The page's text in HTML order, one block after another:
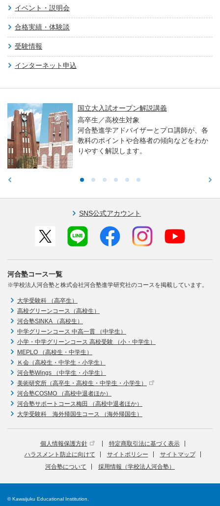
イベント・説明会
合格実績・体験談
受験情報
インターネット申込
国立大入試オープン解説講義
高卒生／高校生対象
河合塾進学アドバイザーとプロ講師が、各
教科のポイントや合格者の傾向などをわか
りやすく解説します。
SNS公式アカウント
河合塾コース一覧
※学校法人河合塾と株式会社河合塾進学研究社のコースを掲載しています。
大学受験科 （高卒生）
高校グリーンコース（高校生）
河合塾SINKA （高校生）
中学グリーンコース 中高一貫 （中学生）
小学・中学グリーンコース 高校受験 （小・中学生）
MEPLO （高校生・中学生）
Ｋ会（高校生・中学生・小学生）
河合塾Wings （中学生・小学生）
美術研究所（高卒生・高校生・中学生・小学生）
河合塾COSMO （高校中退者ほか）
河合塾サポートコース梅田 （高校中退者ほか）
大学受験科 海外帰国生コース （海外帰国生）
個人情報保護方針
特定商取引法に基づく表示
ハラスメント防止に向けて
サイトポリシー
サイトマップ
河合塾について
採用情報（学校法人河合塾）
© Kawaijuku Educational Institution.